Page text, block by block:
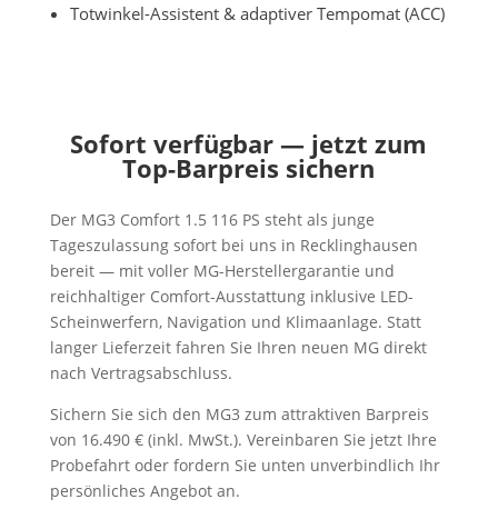
Totwinkel-Assistent & adaptiver Tempomat (ACC)
Sofort verfügbar — jetzt zum
Top-Barpreis sichern
Der MG3 Comfort 1.5 116 PS steht als junge
Tageszulassung sofort bei uns in Recklinghausen
bereit — mit voller MG-Herstellergarantie und
reichhaltiger Comfort-Ausstattung inklusive LED-
Scheinwerfern, Navigation und Klimaanlage. Statt
langer Lieferzeit fahren Sie Ihren neuen MG direkt
nach Vertragsabschluss.
Sichern Sie sich den MG3 zum attraktiven Barpreis
von 16.490 € (inkl. MwSt.). Vereinbaren Sie jetzt Ihre
Probefahrt oder fordern Sie unten unverbindlich Ihr
persönliches Angebot an.